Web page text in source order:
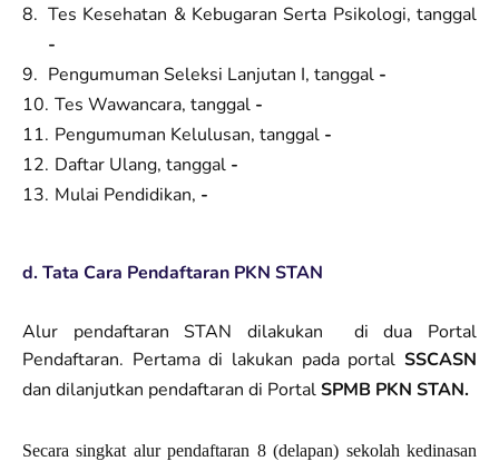
Tes Kesehatan & Kebugaran Serta Psikologi, tanggal
-
Pengumuman Seleksi Lanjutan I, tanggal -
Tes Wawancara, tanggal -
Pengumuman Kelulusan, tanggal -
Daftar Ulang, tanggal -
Mulai Pendidikan, -
d. Tata Cara Pendaftaran PKN STAN
Alur pendaftaran STAN dilakukan di dua Portal
Pendaftaran. Pertama di lakukan pada portal SSCASN
dan dilanjutkan pendaftaran di PortalSPMB PKN STAN.
Secara singkat alur pendaftaran 8 (delapan) sekolah kedinasan